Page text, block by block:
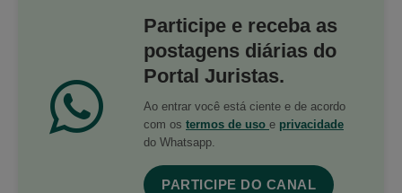
Participe e receba as
postagens diárias do
Portal Juristas.
Ao entrar você está ciente e de acordo
com os termos de uso e privacidade
do Whatsapp.
PARTICIPE DO CANAL